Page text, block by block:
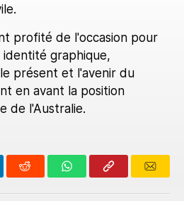
profité de l'occasion pour
graphique,
présent et l'avenir du
en avant la position
de l'Australie.